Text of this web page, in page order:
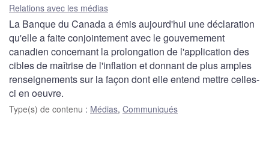
Relations avec les médias
La Banque du Canada a émis aujourd'hui une déclaration
qu'elle a faite conjointement avec le gouvernement
canadien concernant la prolongation de l'application des
cibles de maîtrise de l'inflation et donnant de plus amples
renseignements sur la façon dont elle entend mettre celles-
ci en oeuvre.
Type(s) de contenu : Médias, Communiqués